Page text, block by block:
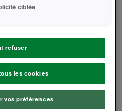
selon l'épaisseur appliquée
ciblée
refuser
les cookies
vos préférences